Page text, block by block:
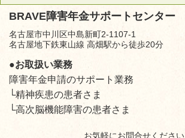
BRAVE障害年金サポートセンター
名古屋市中川区中島新町2-1107-1
名古屋地下鉄東山線 高畑駅から徒歩20分
●お取扱い業務
障害年金申請のサポート業務
└精神疾患の患者さま
└高次脳機能障害の患者さま
お気軽にお問合せください